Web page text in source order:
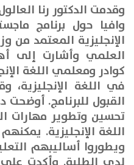
وقدمت الدكتور رنا
وافيا حول برنامج
الإنجليزية المعتمد من
العلمي وأشارت إلى
كوادر ومعلمي اللغة
في اللغة
القبول للبرنامج. أوضحت
تحسين وتطوير مهارات
اللغة الإنجليزية.
ويطوروا أساليبهم